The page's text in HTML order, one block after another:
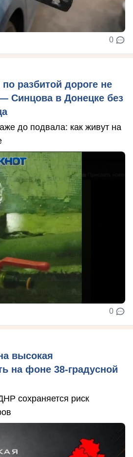
0
разбитой дороге не
Синцова в Донецке без
до подвала: как живут на
0
высокая
на фоне 38-градусной
сохраняется риск